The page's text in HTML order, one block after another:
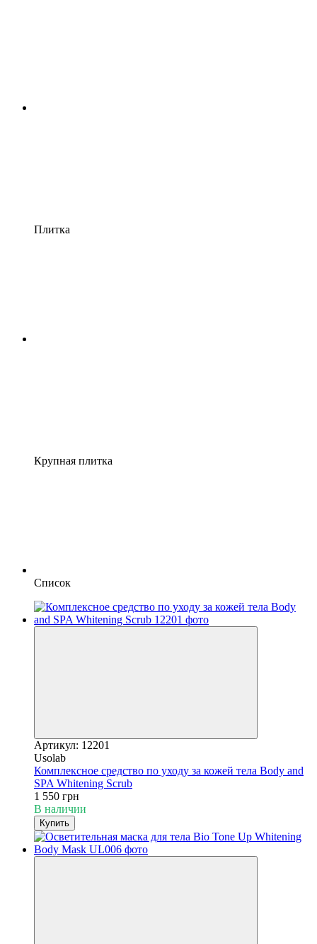
Плитка
Крупная плитка
Список
Артикул: 12201
Usolab
Комплексное средство по уходу за кожей тела Body and
SPA Whitening Scrub
1 550 грн
В наличии
Купить